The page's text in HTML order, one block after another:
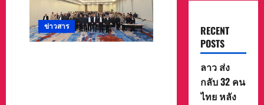
ข่าวสาร
RECENT
POSTS
ลาว ส่ง
กลับ 32 คน
ไทย หลัง